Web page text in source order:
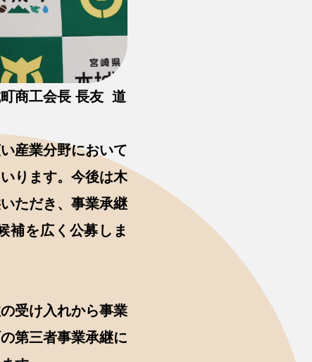
商工会長 長友 道
産業分野において
ります。今後は木
ただき、事業承継
補を広く公募しま
受け入れから事業
第三者事業承継に